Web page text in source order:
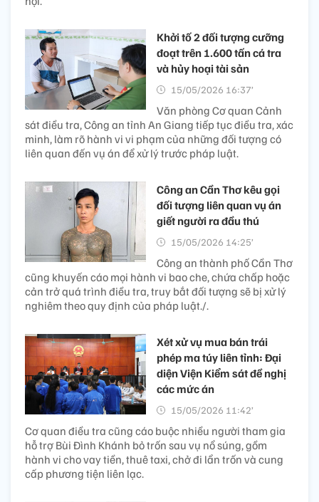
Khởi tố 2 đối tượng cưỡng
đoạt trên 1.600 tấn cá tra
và hủy hoại tài sản
15/05/2026 16:37’
Văn phòng Cơ quan Cảnh
sát điều tra, Công an tỉnh An Giang tiếp tục điều tra, xác
minh, làm rõ hành vi vi phạm của những đối tượng có
liên quan đến vụ án để xử lý trước pháp luật.
Công an Cần Thơ kêu gọi
đối tượng liên quan vụ án
giết người ra đầu thú
15/05/2026 14:25’
Công an thành phố Cần Thơ
cũng khuyến cáo mọi hành vi bao che, chứa chấp hoặc
cản trở quá trình điều tra, truy bắt đối tượng sẽ bị xử lý
nghiêm theo quy định của pháp luật./.
Xét xử vụ mua bán trái
phép ma túy liên tỉnh: Đại
diện Viện Kiểm sát đề nghị
các mức án
15/05/2026 11:42’
Cơ quan điều tra cũng cáo buộc nhiều người tham gia
hỗ trợ Bùi Đình Khánh bỏ trốn sau vụ nổ súng, gồm
hành vi cho vay tiền, thuê taxi, chở đi lẩn trốn và cung
cấp phương tiện liên lạc.